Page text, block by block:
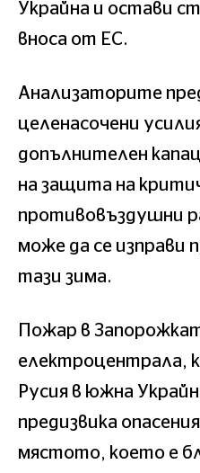
Украйна и остави
вноса от ЕС.
Анализаторите
целенасочени
допълнителен
на защита на
противовъздушни
може да се изправи
тази зима.
Пожар в
електроцентрала,
Русия в южна
предизвика
мястото, което е